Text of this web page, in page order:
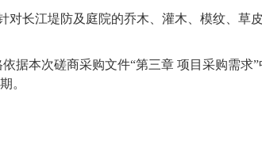
长江堤防及庭院的乔木、灌木、模纹、草
据本次磋商采购文件“第三章 项目采购需求
。